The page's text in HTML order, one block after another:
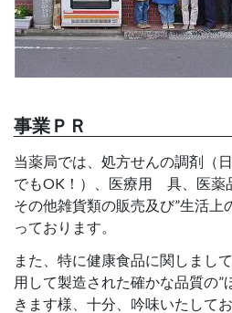
事業ＰＲ
当薬局では、処方せんの調剤（
でもOK！）、医療用 具、医薬
その他雑貨類の販売及び”生活上
っております。
また、特に健康食品に関しまし
用して製造された確かな品質の”
きます様、十分、吟味いたして